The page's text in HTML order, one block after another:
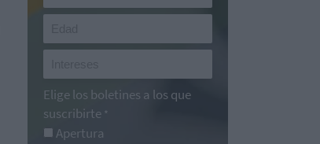
Elige los boletines a los que
suscribirte *
Apertura